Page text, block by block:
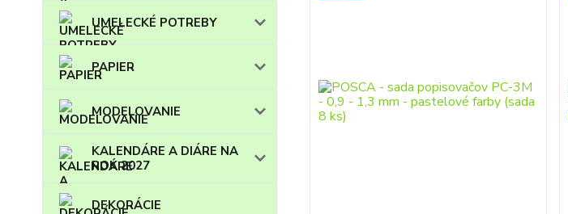
UMELECKÉ POTREBY
PAPIER
MODELOVANIE
KALENDÁRE A DIÁRE NA
ROK 2027
DEKORÁCIE